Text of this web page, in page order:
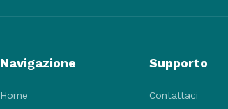
Navigazione
Home
Supporto
Contattaci